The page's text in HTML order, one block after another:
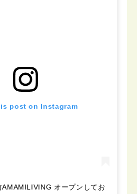
post on Instagram
オープンしてお